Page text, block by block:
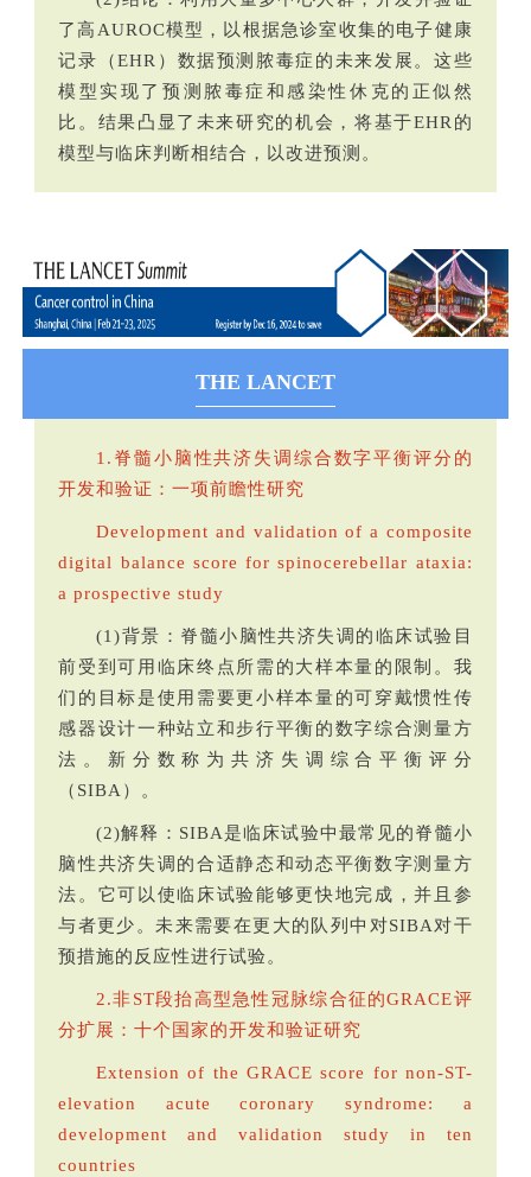
了高AUROC模型，以根据急诊室收集的电子健康
记录（EHR）数据预测脓毒症的未来发展。这些
模型实现了预测脓毒症和感染性休克的正似然
比。结果凸显了未来研究的机会，将基于EHR的
模型与临床判断相结合，以改进预测。
THE LANCET
1.脊髓小脑性共济失调综合数字平衡评分的
开发和验证：一项前瞻性研究
Development and validation of a composite
digital balance score for spinocerebellar ataxia:
a prospective study
(1)背景：脊髓小脑性共济失调的临床试验目
前受到可用临床终点所需的大样本量的限制。我
们的目标是使用需要更小样本量的可穿戴惯性传
感器设计一种站立和步行平衡的数字综合测量方
法。新分数称为共济失调综合平衡评分
（SIBA）。
(2)解释：SIBA是临床试验中最常见的脊髓小
脑性共济失调的合适静态和动态平衡数字测量方
法。它可以使临床试验能够更快地完成，并且参
与者更少。未来需要在更大的队列中对SIBA对干
预措施的反应性进行试验。
2.非ST段抬高型急性冠脉综合征的GRACE评
分扩展：十个国家的开发和验证研究
Extension of the GRACE score for non-ST-
elevation acute coronary syndrome: a
development and validation study in ten
countries